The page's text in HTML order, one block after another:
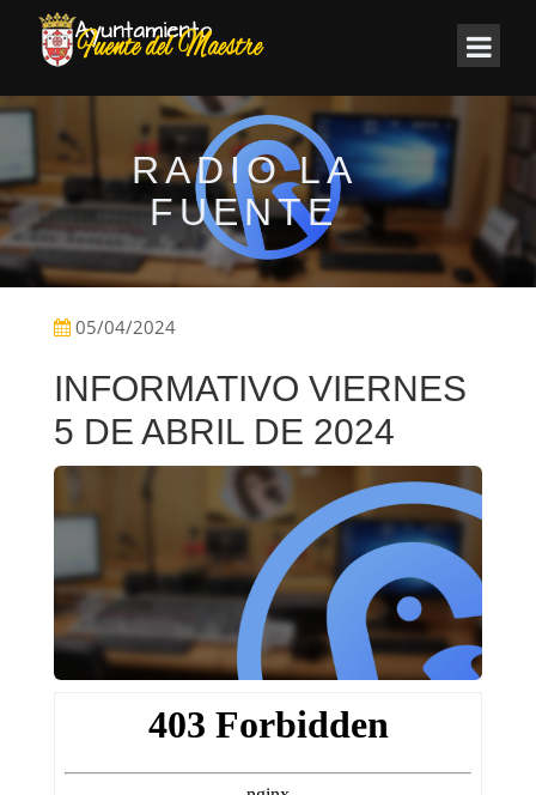
RADIO LA
FUENTE
05/04/2024
INFORMATIVO VIERNES
5 DE ABRIL DE 2024